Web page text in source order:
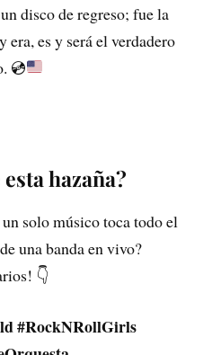
disco de regreso; fue la
era, es y será el verdadero
💿
hazaña?
solo músico toca todo el
una banda en vivo?
👇
#RockNRollGirls